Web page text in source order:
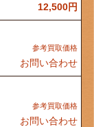
12,500円
お問い合わせ
お問い合わせ